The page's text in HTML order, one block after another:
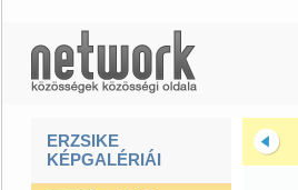
ERZSIKE
KÉPGALÉRIÁI